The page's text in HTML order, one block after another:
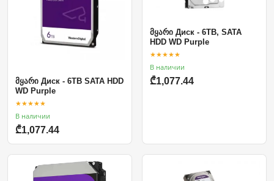
მყარი Диск - 6TB SATA HDD
WD Purple
★★★★★
В наличии
₾1,077.44
მყარი Диск - 6TB, SATA
HDD WD Purple
★★★★★
В наличии
₾1,077.44